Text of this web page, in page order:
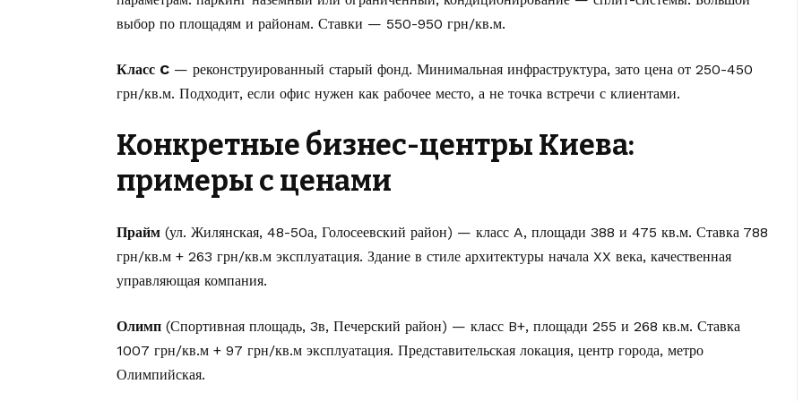
выбор по площадям и районам. Ставки — 550-950 грн/кв.м.
Класс C — реконструированный старый фонд. Минимальная инфраструктура, зато цена от 250-450
грн/кв.м. Подходит, если офис нужен как рабочее место, а не точка встречи с клиентами.
Конкретные бизнес-центры Киева:
примеры с ценами
Прайм (ул. Жилянская, 48-50а, Голосеевский район) — класс A, площади 388 и 475 кв.м. Ставка 788
грн/кв.м + 263 грн/кв.м эксплуатация. Здание в стиле архитектуры начала XX века, качественная
управляющая компания.
Олимп (Спортивная площадь, 3в, Печерский район) — класс B+, площади 255 и 268 кв.м. Ставка
1007 грн/кв.м + 97 грн/кв.м эксплуатация. Представительская локация, центр города, метро
Олимпийская.